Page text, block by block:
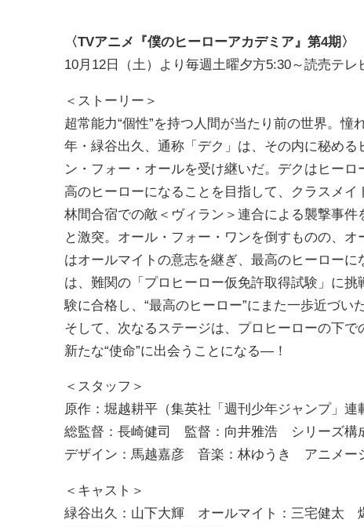
〈TVアニメ『僕のヒーローアカデミア』第4期〉
10月12日（土）より毎週土曜夕方5:30～読売テ
＜ストーリー＞
超常能力“個性”を持つ人間が当たり前の世界。憧
年・緑谷出久、通称「デク」は、その内に秘める
ン・フォー・オールを受け継いだ。デクはヒー
高のヒーローになることを目指して、クラスメイ
林間合宿での敵＜ヴィラン＞連合による襲撃事
と激突。オール・フォー・ワンを倒すものの、
はオールマイトの意志を継ぎ、最高のヒーロー
は、難関の「プロヒーロー仮免許取得試験」に
験に合格し、“最高のヒーロー”にまた一歩近づいた
そして、次なるステージは、プロヒーローの下で
新たな“使命”に出会うことになる―！
＜スタッフ＞
原作：堀越耕平（集英社「週刊少年ジャンプ」連
総監督：長崎健司 監督：向井雅浩 シリーズ構
デザイン：馬越嘉彦 音楽：林ゆうき アニメー
＜キャスト＞
緑谷出久：山下大輝 オールマイト：三宅健太